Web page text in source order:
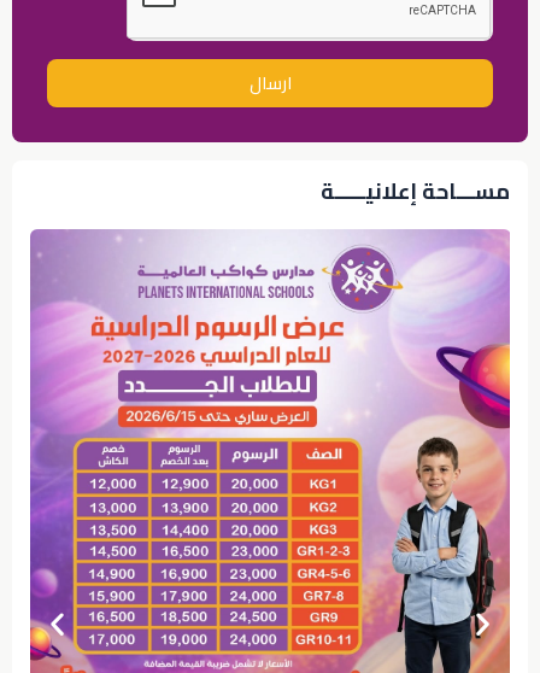
ارسال
مســـاحة إعلانيـــــة